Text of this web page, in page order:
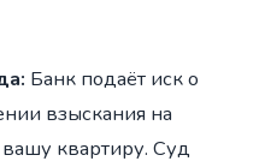
Банк подаёт иск о
взыскания на
квартиру. Суд